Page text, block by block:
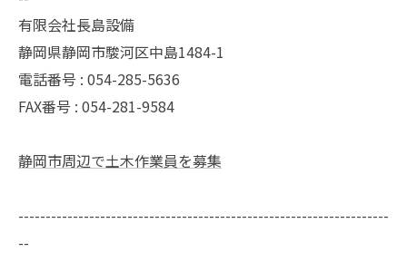
有限会社長島設備
静岡県静岡市駿河区中島1484-1
電話番号 : 054-285-5636
FAX番号 : 054-281-9584
静岡市周辺で土木作業員を募集
--------------------------------------------------------------------
--